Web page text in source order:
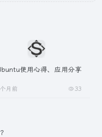
使用心得、应用分享
月前 33